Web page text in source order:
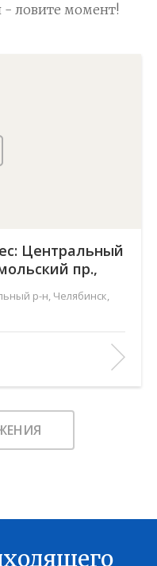
ловите момент!
Центральный
пр.,
р-н, Челябинск,
Ньютон
1
37.7 м